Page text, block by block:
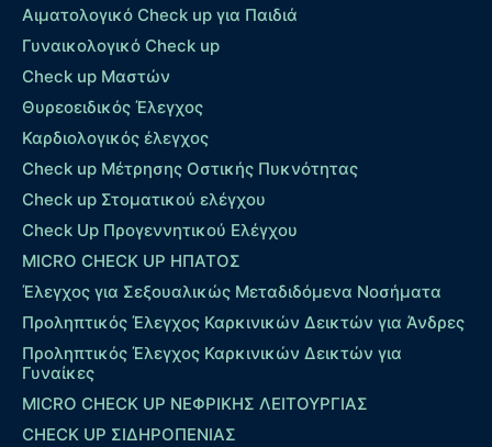
Αιματολογικό Check up για Παιδιά
Γυναικολογικό Check up
Check up Μαστών
Θυρεοειδικός Έλεγχος
Καρδιολογικός έλεγχος
Check up Mέτρησης Οστικής Πυκνότητας
Check up Στοματικού ελέγχου
Check Up Προγεννητικού Ελέγχου
MICRO CHECK UP HΠΑΤΟΣ
Έλεγχος για Σεξουαλικώς Μεταδιδόμενα Νοσήματα
Προληπτικός Έλεγχος Καρκινικών Δεικτών για Άνδρες
Προληπτικός Έλεγχος Καρκινικών Δεικτών για
Γυναίκες
MICRO CHECK UP ΝΕΦΡΙΚΗΣ ΛΕΙΤΟΥΡΓΙΑΣ
CHECK UP ΣΙΔΗΡΟΠΕΝΙΑΣ